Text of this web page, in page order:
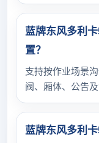
蓝牌东风多利
置？
支持按作业场景
阀、厢体、公告
蓝牌东风多利